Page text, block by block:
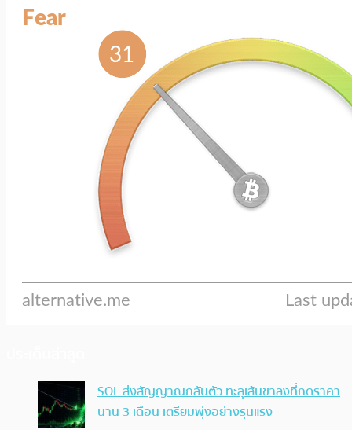
SOL ส่งสัญญาณกลับตัว ทะลุเส้นขาลงที่กดราคา
นาน 3 เดือน เตรียมพุ่งอย่างรุนแรง